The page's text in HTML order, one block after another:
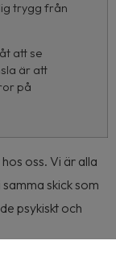
trygg från
att se
är att
på
oss. Vi är alla
skick som
psykiskt och